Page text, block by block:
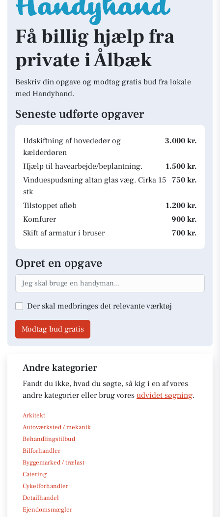
Få billig hjælp fra
private i Ålbæk
Beskriv din opgave og modtag gratis bud fra lokale
med Handyhand.
Seneste udførte opgaver
Udskiftning af hovededør og
kælderdøren
3.000 kr.
Hjælp til havearbejde/beplantning.
1.500 kr.
Vinduespudsning altan glas væg. Cirka 15
stk
750 kr.
Tilstoppet afløb
1.200 kr.
Komfurer
900 kr.
Skift af armatur i bruser
700 kr.
Opret en opgave
Der skal medbringes det relevante værktøj
Modtag bud gratis
Andre kategorier
Fandt du ikke, hvad du søgte, så kig i en af vores
andre kategorier eller brug vores udvidet søgning.
Arkitekt
Autoværksted / mekanik
Behandlingstilbud
Bilforhandler
Byggemarked / trælast
Catering
Cykelforhandler
Detailhandel
Ejendomsmægler